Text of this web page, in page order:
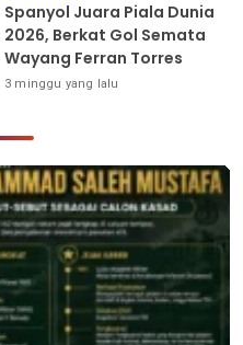
Spanyol Juara Piala Dunia
2026, Berkat Gol Semata
Wayang Ferran Torres
3 minggu yang lalu